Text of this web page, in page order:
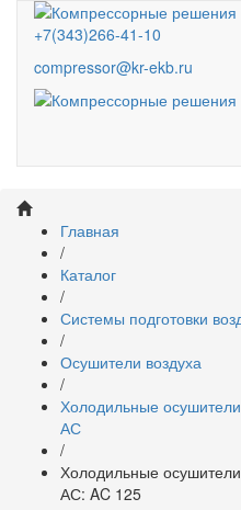
+7(343)266-41-10
compressor@kr-ekb.ru
Главная
/
Каталог
/
Системы подготовки
/
Осушители воздуха
/
Холодильные
АС
/
Холодильные
АС: AC 125